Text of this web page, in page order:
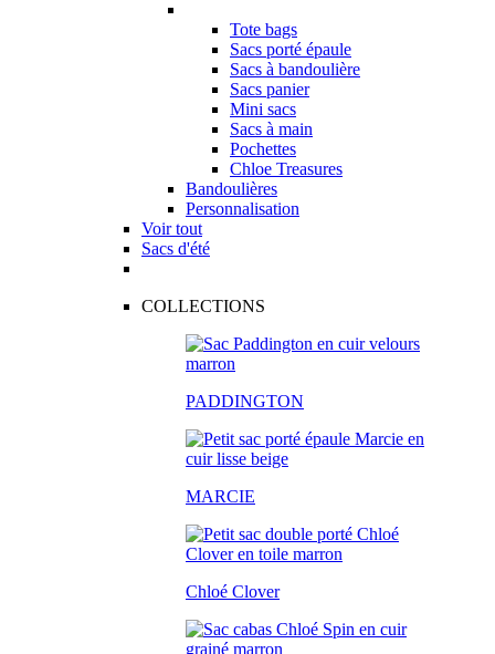
Tote bags
Sacs porté épaule
Sacs à bandoulière
Sacs panier
Mini sacs
Sacs à main
Pochettes
Chloe Treasures
Bandoulières
Personnalisation
Voir tout
Sacs d'été
COLLECTIONS
PADDINGTON
MARCIE
Chloé Clover